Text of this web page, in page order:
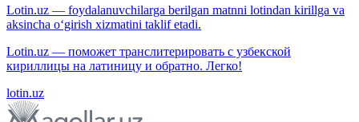
Lotin.uz — foydalanuvchilarga berilgan matnni lotindan kirillga va
aksincha o‘girish xizmatini taklif etadi.
Lotin.uz — поможет транслитерировать с узбекской
кириллицы на латиницу и обратно. Легко!
lotin.uz